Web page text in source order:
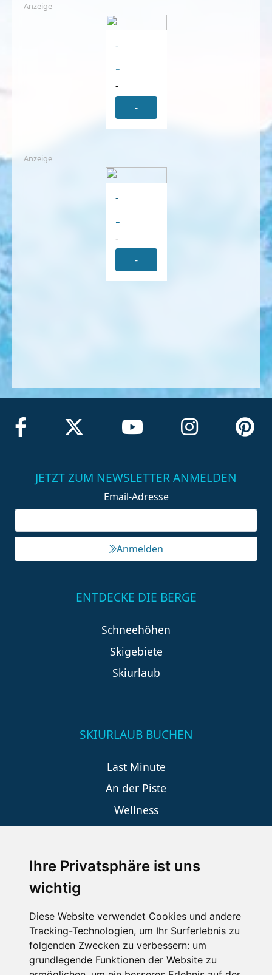
Ihre Privatsphäre ist uns
wichtig
Diese Website verwendet Cookies und andere
Tracking-Technologien, um Ihr Surferlebnis zu
folgenden Zwecken zu verbessern: um
grundlegende Funktionen der Website zu
Anzeige
-
-
-
-
Anzeige
-
-
-
-
JETZT ZUM NEWSLETTER ANMELDEN
Email-Adresse
Anmelden
ENTDECKE DIE BERGE
Schneehöhen
Skigebiete
Skiurlaub
SKIURLAUB BUCHEN
Last Minute
An der Piste
Wellness
SCHNEEHÖHEN SKI APP
Die Schneehoehen Ski APP für iOS und Android - Ein
Muss für alle Wintersportler und Schneefreaks!